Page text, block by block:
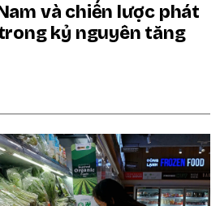
và chiến lược phát
kỷ nguyên tăng